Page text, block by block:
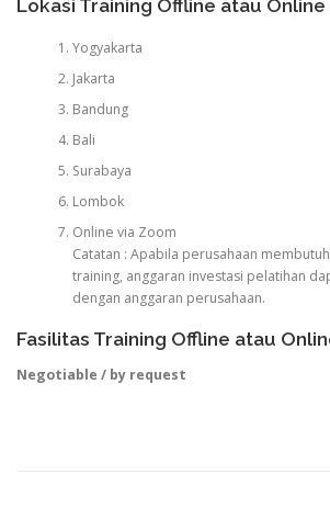
Lokasi Training Offline atau Online
Yogyakarta
Jakarta
Bandung
Bali
Surabaya
Lombok
Online via Zoom
Catatan : Apabila perusahaan
training, anggaran investasi pelatihan
dengan anggaran perusahaan.
Fasilitas Training Offline atau
Negotiable / by request